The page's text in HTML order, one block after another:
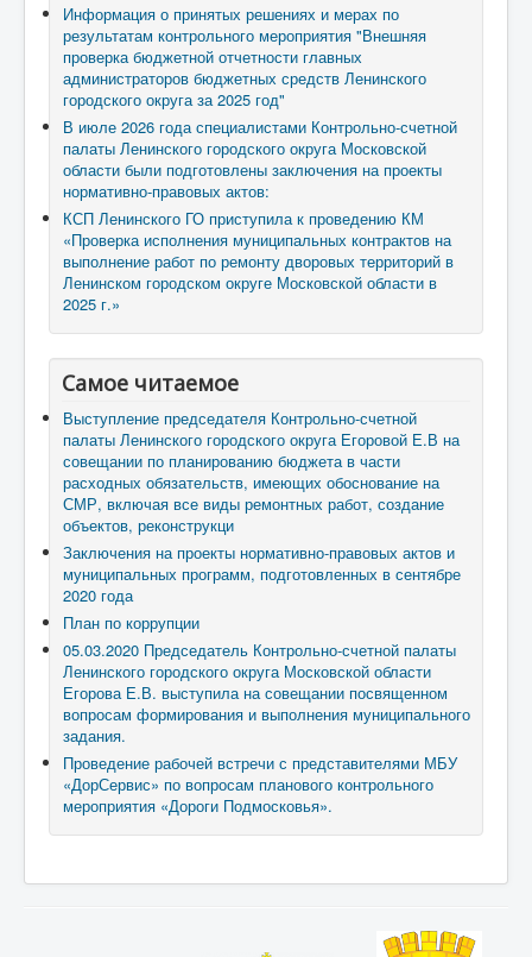
Информация о принятых решениях и мерах по
результатам контрольного мероприятия "Внешняя
проверка бюджетной отчетности главных
администраторов бюджетных средств Ленинского
городского округа за 2025 год"
В июле 2026 года специалистами Контрольно-счетной
палаты Ленинского городского округа Московской
области были подготовлены заключения на проекты
нормативно-правовых актов:
КСП Ленинского ГО приступила к проведению КМ
«Проверка исполнения муниципальных контрактов на
выполнение работ по ремонту дворовых территорий в
Ленинском городском округе Московской области в
2025 г.»
Самое читаемое
Выступление председателя Контрольно-счетной
палаты Ленинского городского округа Егоровой Е.В на
совещании по планированию бюджета в части
расходных обязательств, имеющих обоснование на
СМР, включая все виды ремонтных работ, создание
объектов, реконструкци
Заключения на проекты нормативно-правовых актов и
муниципальных программ, подготовленных в сентябре
2020 года
План по коррупции
05.03.2020 Председатель Контрольно-счетной палаты
Ленинского городского округа Московской области
Егорова Е.В. выступила на совещании посвященном
вопросам формирования и выполнения муниципального
задания.
Проведение рабочей встречи с представителями МБУ
«ДорСервис» по вопросам планового контрольного
мероприятия «Дороги Подмосковья».